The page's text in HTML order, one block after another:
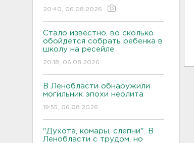
20:40, 06.08.2026
Стало известно, во сколько
обойдется собрать ребенка в
школу на ресейле
20:18, 06.08.2026
В Ленобласти обнаружили
могильник эпохи неолита
19:55, 06.08.2026
"Духота, комары, слепни". В
Ленобласти с трудом, но